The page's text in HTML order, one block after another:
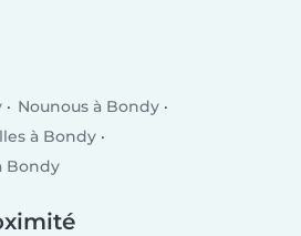
Nounous à Bondy
à Bondy
Bondy